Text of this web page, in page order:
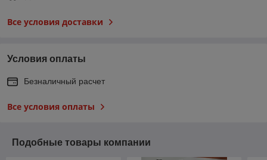
Все условия доставки
Условия оплаты
Безналичный расчет
Все условия оплаты
Подобные товары компании